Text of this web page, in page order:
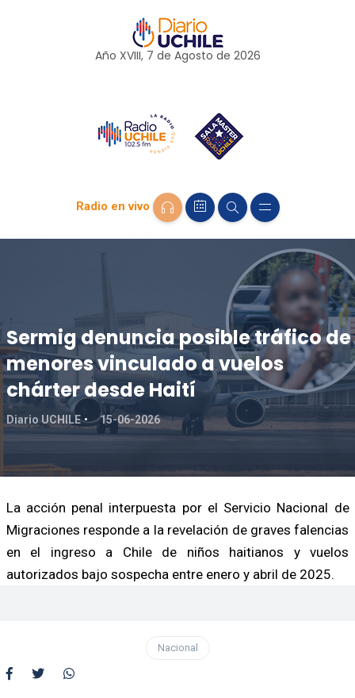
Año XVIII, 7 de Agosto de 2026
Radio en vivo
Sermig denuncia posible tráfico de
menores vinculado a vuelos
chárter desde Haití
Diario UCHILE 15-06-2026
La acción penal interpuesta por el Servicio Nacional de
Migraciones responde a la revelación de graves falencias
en el ingreso a Chile de niños haitianos y vuelos
autorizados bajo sospecha entre enero y abril de 2025.
Nacional